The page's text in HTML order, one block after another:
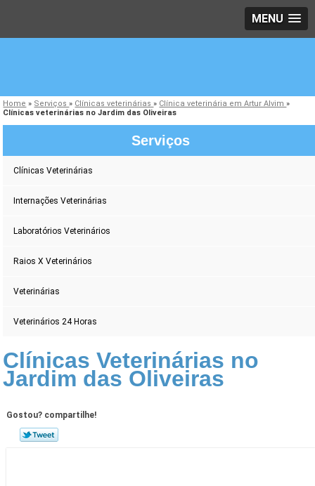
MENU
Home » Serviços» Clínicas veterinárias» Clínica veterinária em Artur Alvim»
Clínicas veterinárias no Jardim das Oliveiras
Serviços
Clínicas Veterinárias
Internações Veterinárias
Laboratórios Veterinários
Raios X Veterinários
Veterinárias
Veterinários 24 Horas
Clínicas Veterinárias no
Jardim das Oliveiras
Gostou? compartilhe!